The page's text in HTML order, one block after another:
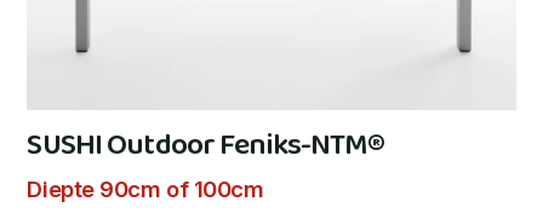
SUSHI Outdoor Feniks-NTM®
Diepte 90cm of 100cm